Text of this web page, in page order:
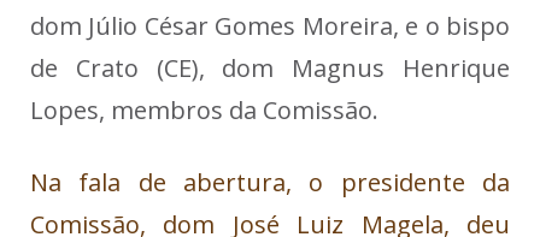
dom Júlio César Gomes Moreira, e o bispo
de Crato (CE), dom Magnus Henrique
Lopes, membros da Comissão.
Na fala de abertura, o presidente da
Comissão, dom José Luiz Magela, deu